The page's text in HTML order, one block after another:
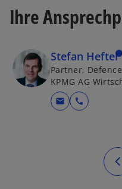
Ihre
Stefan Hefter
Partner,
KPMG AG
mail call